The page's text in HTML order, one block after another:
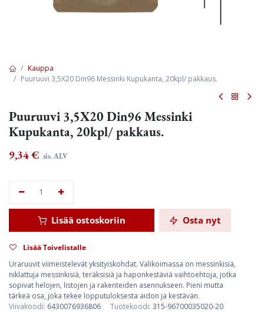
Kauppa
Puuruuvi 3,5X20 Din96 Messinki Kupukanta, 20kpl/ pakkaus.
Puuruuvi 3,5X20 Din96 Messinki
Kupukanta, 20kpl/ pakkaus.
9,34€ sis. ALV
Lisää ostoskoriin Osta nyt
Lisää Toivelistalle
Uraruuvit viimeistelevät yksityiskohdat. Valikoimassa on messinkisiä,
niklattuja messinkisiä, teräksisiä ja haponkestäviä vaihtoehtoja, jotka
sopivat helojen, listojen ja rakenteiden asennukseen. Pieni mutta
tärkeä osa, joka tekee lopputuloksesta aidon ja kestävän.
Viivakoodi: 6430076936806 Tuotekoodi: 315-96700035020-20